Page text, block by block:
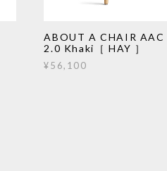
ABOUT A CHAIR AAC
2.0 Khaki［ HAY ］
¥56,100